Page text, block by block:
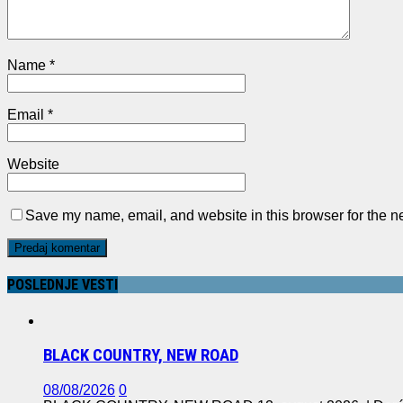
Name *
Email *
Website
Save my name, email, and website in this browser for the
POSLEDNJE VESTI
BLACK COUNTRY, NEW ROAD
08/08/2026 0